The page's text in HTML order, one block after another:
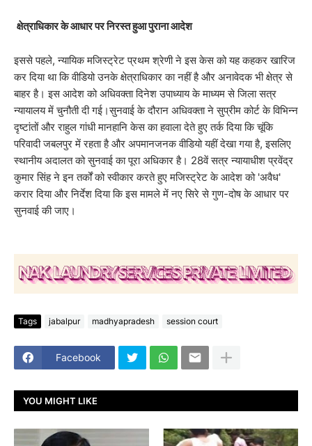
क्षेत्राधिकार के आधार पर निरस्त हुआ पुराना आदेश
​इससे पहले, न्यायिक मजिस्ट्रेट प्रथम श्रेणी ने इस केस को यह कहकर खारिज
कर दिया था कि वीडियो उनके क्षेत्राधिकार का नहीं है और अनावेदक भी क्षेत्र से
बाहर है। इस आदेश को अधिवक्ता दिनेश उपाध्याय के माध्यम से जिला सत्र
न्यायालय में चुनौती दी गई।सुनवाई के दौरान अधिवक्ता ने सुप्रीम कोर्ट के विभिन्न
दृष्टांतों और राहुल गांधी मानहानि केस का हवाला देते हुए तर्क दिया कि चूंकि
परिवादी जबलपुर में रहता है और अपमानजनक वीडियो यहीं देखा गया है, इसलिए
स्थानीय अदालत को सुनवाई का पूरा अधिकार है। 28वें सत्र न्यायाधीश प्रवेंद्र
कुमार सिंह ने इन तर्कों को स्वीकार करते हुए मजिस्ट्रेट के आदेश को 'अवैध'
करार दिया और निर्देश दिया कि इस मामले में नए सिरे से गुण-दोष के आधार पर
सुनवाई की जाए।
Tags jabalpur madhyapradesh session court
Facebook
YOU MIGHT LIKE